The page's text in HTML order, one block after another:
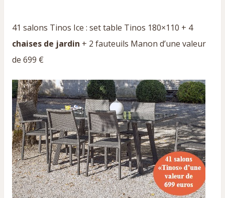
41 salons Tinos Ice : set table Tinos 180×110 + 4
chaises de jardin + 2 fauteuils Manon d’une valeur
de 699 €